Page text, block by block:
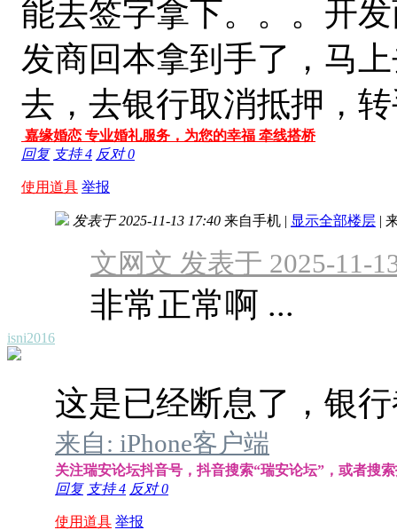
能去签字拿下。。。开
发商回本拿到手了，马
去，去银行取消抵押，
嘉缘婚恋 专业婚礼服务，为您的幸福 牵线搭桥
回复 支持4 反对0
使用道具 举报
isni2016
发表于 2025-11-13 17:40 来自手机 | 显示全部楼层 |
文网文 发表于 2025-11-
非常正常啊 ...
这是已经断息了，银
来自: iPhone客户端
关注瑞安论坛抖音号，抖音搜索“瑞安论坛”，或者搜
回复 支持4 反对0
使用道具 举报